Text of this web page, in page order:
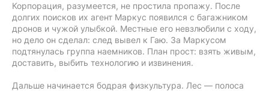
Корпорация, разумеется, не простила пропажу. После
долгих поисков их агент Маркус появился с багажником
дронов и чужой улыбкой. Местные его невзлюбили с ходу,
но дело он сделал: след вывел к Гаю. За Маркусом
подтянулась группа наемников. План прост: взять живым,
доставить, выбить технологию и извинения.
Дальше начинается бодрая физкультура. Лес — полоса